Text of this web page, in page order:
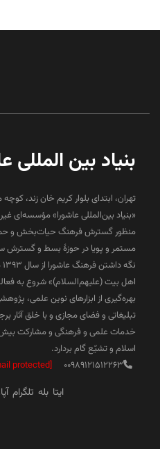
بنیاد بین المللی
تهران، ابتدای بلوار کریم خان زند، کوچه
«بنیاد بین‌المللی عاشورا» مؤسسه‌ای
منظور گسترش فرهنگ حیات‌بخش و
مستمر و پویا در حوزۀ بسط و گسترش
اهل بیت (علیهم‌السلام)» شروع به
بهره‌گیری از ابزارهای نوین علمی،
تبلیغاتی و فضای مجازی و با خلق
خدمات علمی و فرهنگی و مشارکت بیش
اسلام و تشیّع گام بردارد.
00989121512263
[email protected]
ایتا بله تلگرام